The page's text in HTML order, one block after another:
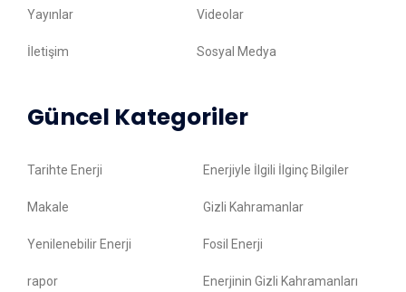
Yayınlar Videolar
İletişim Sosyal Medya
Güncel Kategoriler
Tarihte Enerji Enerjiyle İlgili İlginç Bilgiler
Makale Gizli Kahramanlar
Yenilenebilir Enerji Fosil Enerji
rapor Enerjinin Gizli Kahramanları